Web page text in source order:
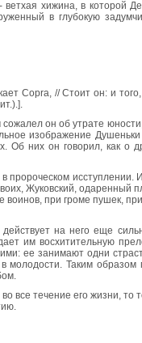
хижина, в которой
в глубокую
Copra, // Стоит он: и
он об утрате
изображение
них он говорил, как о
пророческом
Жуковский, одаренный
воинов, при громе пушек,
на него еще
им восхитительную
ее занимают одни
молодости. Таким
все течение его жизни,